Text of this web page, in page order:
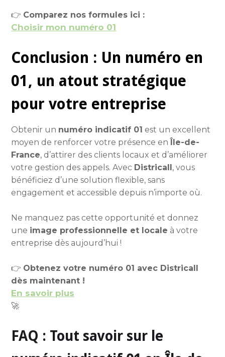
👉 Comparez nos formules ici :
Choisir mon numéro 01
Conclusion : Un numéro en
01, un atout stratégique
pour votre entreprise
Obtenir un numéro indicatif 01 est un excellent
moyen de renforcer votre présence en
Île-de-
France, d’attirer des clients locaux et d’améliorer
votre gestion des appels. Avec Districall , vous
bénéficiez d’une solution flexible, sans
engagement et accessible depuis n’importe où.
Ne manquez pas cette opportunité et donnez
une image professionnelle et locale à votre
entreprise dès aujourd’hui !
👉 Obtenez votre numéro 01 avec Districall
dès maintenant !
En savoir plus
🚀
FAQ : Tout savoir sur le